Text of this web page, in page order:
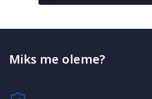
Miks me oleme?